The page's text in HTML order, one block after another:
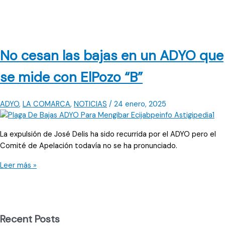
No cesan las bajas en un ADYO que
se mide con ElPozo “B”
ADYO, LA COMARCA, NOTICIAS / 24 enero, 2025
La expulsión de José Delis ha sido recurrida por el ADYO pero el
Comité de Apelación todavía no se ha pronunciado.
No
un
Leer más »
Recent Posts